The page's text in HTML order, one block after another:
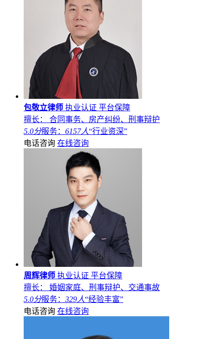
包敬立律师 执业认证 平台保障
擅长： 合同事务、房产纠纷、刑事辩护
5.0分服务： 6157人“行业资深”
电话咨询 在线咨询
周辉律师 执业认证 平台保障
擅长： 婚姻家庭、刑事辩护、交通事故
5.0分服务： 329人“经验丰富”
电话咨询 在线咨询